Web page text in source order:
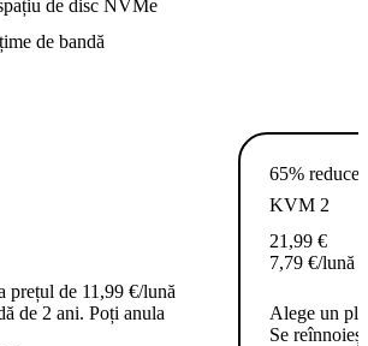
de disc NVMe
de bandă
prețul de 11,99 €/lună
de 2 ani. Poți anula
65%
KVM 2
21,99 €
7,79 €/lună
Alege un
Se